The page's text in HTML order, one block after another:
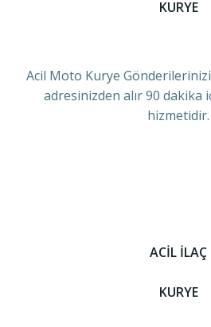
KURYE
Acil Moto Kurye
adresinizden alır 90 dakika
hizmetidir.
ACİL İLAÇ
KURYE